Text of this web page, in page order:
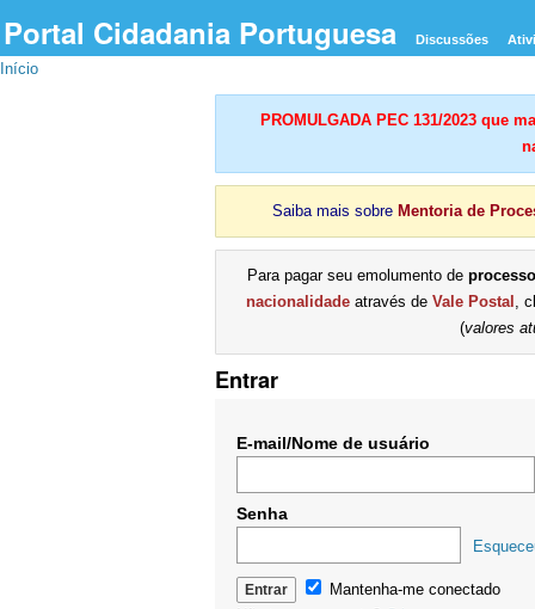
Portal Cidadania Portuguesa Discussões
Início
PROMULGADA PEC 131/2023 que
Saiba mais sobre Mentoria de
Para pagar seu emolumento de
nacionalidade através de Vale Postal ,
(valores
Entrar
E-mail/Nome de usuário
Senha
Mantenha-me conectado